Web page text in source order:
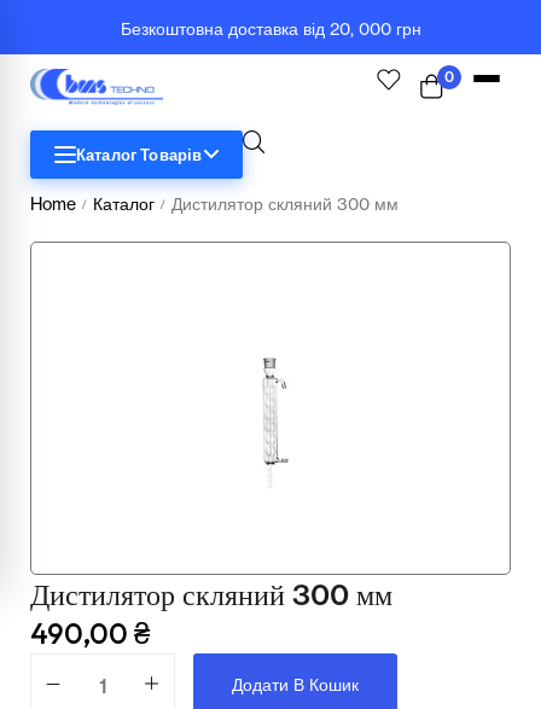
Безкоштовна доставка від 20, 000 грн
0
Каталог Товарів
Комп'ютерна техніка
Освіта
Фізика
Home / Каталог / Дистилятор скляний 300 мм
Дистилятор скляний 300 мм
490,00 ₴
Додати В Кошик